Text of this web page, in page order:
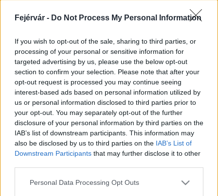
Fejérvár - Do Not Process My Personal Information
If you wish to opt-out of the sale, sharing to third parties, or
processing of your personal or sensitive information for
targeted advertising by us, please use the below opt-out
section to confirm your selection. Please note that after your
opt-out request is processed you may continue seeing
interest-based ads based on personal information utilized by
us or personal information disclosed to third parties prior to
your opt-out. You may separately opt-out of the further
disclosure of your personal information by third parties on the
IAB’s list of downstream participants. This information may
also be disclosed by us to third parties on the IAB’s List of
Downstream Participants that may further disclose it to other
Please note that this website/app uses one or more Google
Personal Data Processing Opt Outs
szabályzatot!
LEGFRISSEBB
Országos hírek
Megérkezett az eső a Duna vízgyűjtőjére
Aktuális
Paks II.: Mit jelent az 5. blokk új
árnyékában?